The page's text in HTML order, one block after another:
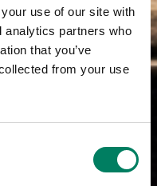
use of our site with
analytics partners who
that you’ve
from your use